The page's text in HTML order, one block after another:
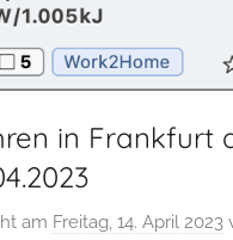
in Frankfurt
am Freitag, 14. April 2023